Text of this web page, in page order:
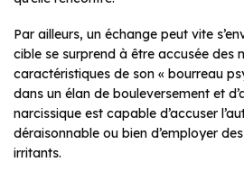
Par ailleurs, un échange peut vite
cible se surprend à être accusée des
caractéristiques de son « bourreau
dans un élan de bouleversement et
narcissique est capable d’accuser
déraisonnable ou bien d’employer
irritants.